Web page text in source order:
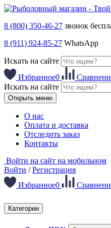
8 (800) 350-46-27 звонок
8 (911) 924-85-27 WhatsApp
Искать на сайте
Избранное0
Искать на сайте
Открыть меню
О нас
Оплата и доставка
Отследить заказ
Контакты
Войти на сайт на мобильном
Войти /Регистрация
Избранное0
Категории